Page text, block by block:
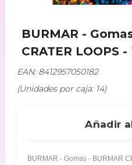
BURMAR -
CRATER LOOPS -
EAN: 8412957050182
(Unidades por caja: 14)
Añadir